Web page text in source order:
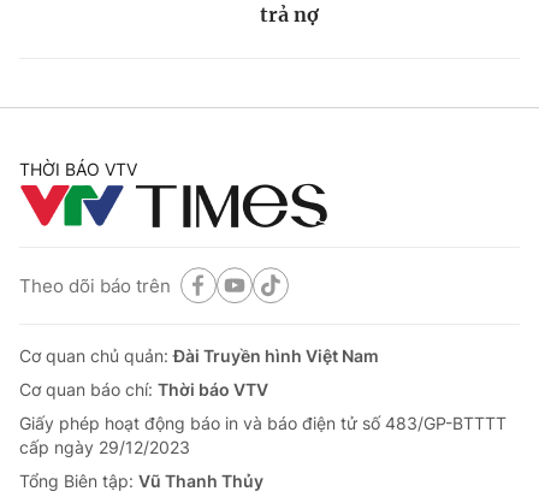
trả nợ
THỜI BÁO VTV
Theo dõi báo trên
Cơ quan chủ quản:Đài Truyền hình Việt Nam
Cơ quan báo chí: Thời báo VTV
Giấy phép hoạt động báo in và báo điện tử số 483/GP-BTTTT
cấp ngày 29/12/2023
Tổng Biên tập: Vũ Thanh Thủy